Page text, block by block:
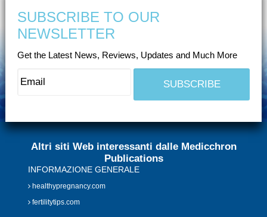
SUBSCRIBE TO OUR
NEWSLETTER
Get the Latest News, Reviews, Updates and Much More
Altri siti Web interessanti dalle Medicchron
Publications
INFORMAZIONE GENERALE
healthypregnancy.com
fertilitytips.com